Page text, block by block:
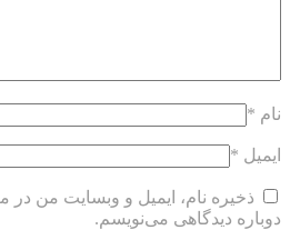
نام *
ایمیل *
ذخیره نام، ایمیل و وبسایت من در
دوباره دیدگاهی می‌نویسم.